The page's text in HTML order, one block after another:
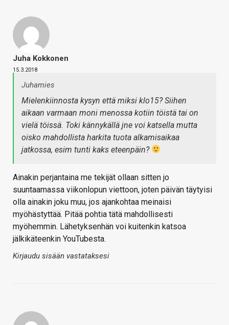
Juha Kokkonen
15.3.2018
Juhamies
Mielenkiinnosta kysyn että miksi klo15? Siihen
aikaan varmaan moni menossa kotiin töistä tai on
vielä töissä. Toki kännykällä jne voi katsella mutta
oisko mahdollista harkita tuota alkamisaikaa
jatkossa, esim tunti kaks eteenpäin?
Ainakin perjantaina me tekijät ollaan sitten jo
suuntaamassa viikonlopun viettoon, joten päivän täytyisi
olla ainakin joku muu, jos ajankohtaa meinaisi
myöhästyttää. Pitää pohtia tätä mahdollisesti
myöhemmin. Lähetyksenhän voi kuitenkin katsoa
jälkikäteenkin YouTubesta.
Kirjaudu sisään vastataksesi